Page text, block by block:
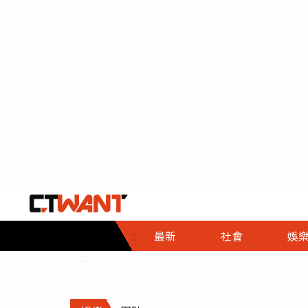
::: 最新 社會
社會首頁
時事
調查
娛樂
娛樂首頁
即時
財經首頁
熱線
政